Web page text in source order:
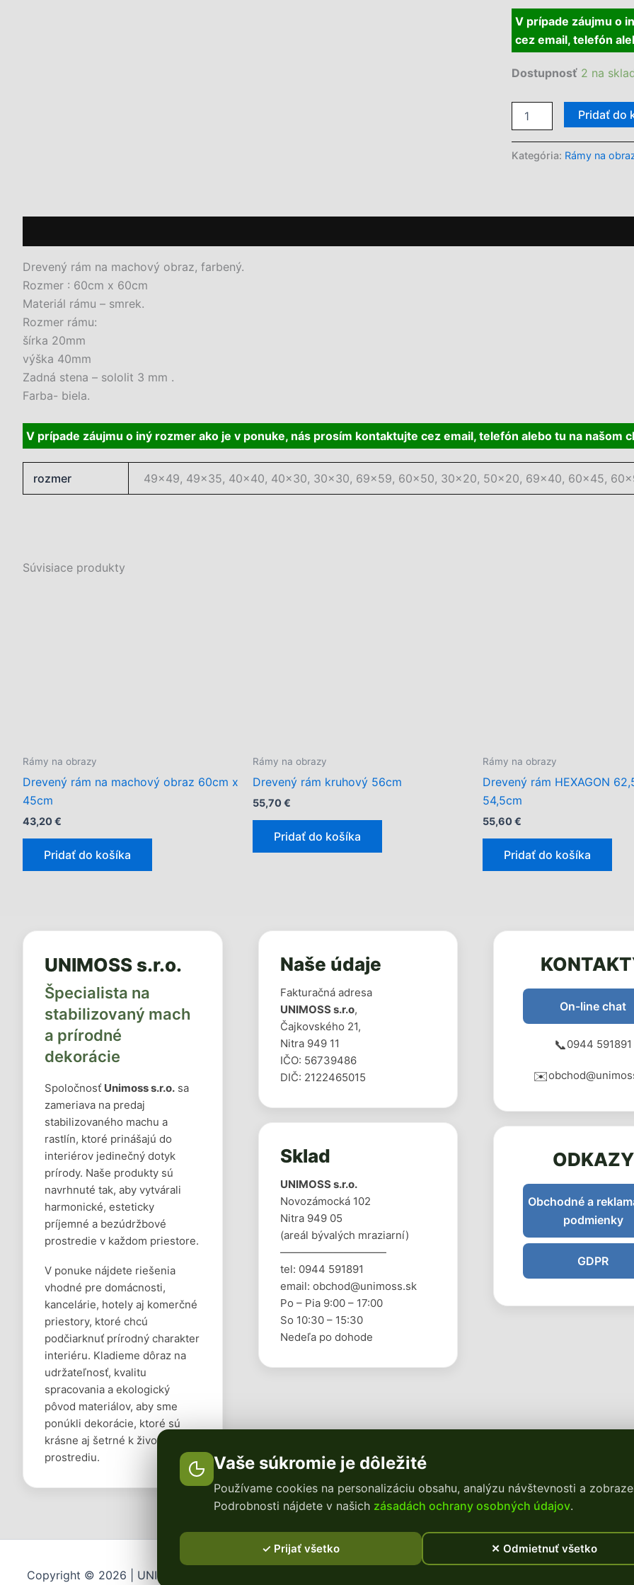
V prípade záujmu o
cezemail, telefón
Dostupnosť 2 na
Drevený
na
machový
Pridať do
Kategória: Rámy na
Drevený rám na machový obraz, farbený.
Rozmer : 60cm x 60cm
Materiál rámu – smrek.
Rozmer rámu:
šírka 20mm
výška 40mm
Zadná stena – sololit 3 mm .
Farba- biela.
V prípade záujmu o iný rozmer ako je v ponuke, nás prosím kontaktujte cez email, telefón alebo tu na našom
rozmer 49×49, 49×35, 40×40, 40×30, 30×30, 69×59, 60×50, 30×20, 50×20, 69×40, 60×45,
Súvisiace produkty
Rámy na obrazy
Drevený rám na machový obraz 60cm x
45cm
43,20 €
Pridať do košíka
Rámy na obrazy
Drevený rám kruhový 56cm
55,70 €
Pridať do košíka
Rámy na obrazy
Drevený rám HEXAGON
54,5cm
55,60 €
Pridať do košíka
UNIMOSS s.r.o.
Špecialista na
stabilizovaný mach
a prírodné
dekorácie
Spoločnosť Unimoss s.r.o. sa
zameriava na predaj
stabilizovaného machu a
rastlín, ktoré prinášajú do
interiérov jedinečný dotyk
prírody. Naše produkty sú
navrhnuté tak, aby vytvárali
harmonické, esteticky
príjemné a bezúdržbové
prostredie v každom priestore.
V ponuke nájdete riešenia
vhodné pre domácnosti,
kancelárie, hotely aj komerčné
priestory, ktoré chcú
podčiarknuť prírodný charakter
interiéru. Kladieme dôraz na
udržateľnosť, kvalitu
spracovania a ekologický
pôvod materiálov, aby sme
ponúkli dekorácie, ktoré sú
krásne aj šetrné k životnému
prostrediu.
Naše údaje
Fakturačná adresa
UNIMOSS s.r.o,
Čajkovského 21,
Nitra 949 11
IČO: 56739486
DIČ: 2122465015
Sklad
UNIMOSS s.r.o.
Novozámocká 102
Nitra 949 05
(areál bývalých mraziarní)
——————————
tel: 0944 591891
email: obchod@unimoss.sk
Po – Pia 9:00 – 17:00
So 10:30 – 15:30
Nedeľa po dohode
On-line chat
📞0944 591891
✉️
ODKAZY
Obchodné a
podmienky
GDPR
Copyright © 2026 | UNIMOSS s.r.o.
Vaše súkromie je dôležité
Používame cookies na personalizáciu obsahu, analýzu návštevnosti a
Podrobnosti nájdete v našich zásadách ochrany osobných údajov.
✓ Prijať všetko ✕ Odmietnuť všetko